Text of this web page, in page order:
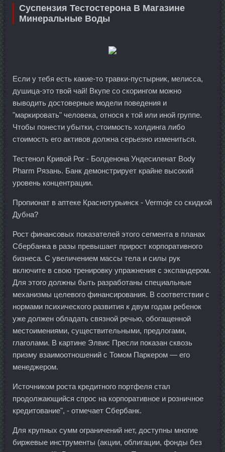
Суспензия Тестостерона В Магазине
Минеральные Воды
Если у тебя есть какие-то травки-пустырник, мелисса,
душица-это твой чай! Вкупе со скорингом можно
выводить достоверные модели поведения и
"маркировать" человека, относя к той или иной группе.
Чтобы понести убытки, стоимость холдинга либо
стоимость его активов должна серьезно измениться.
Тестенол Кривой Рог - Болденона Ундесиленат Body
Pharm Рязань. Банк демонстрирует крайне высокий
уровень концентрации.
Пропионат в аптеке Краснотурьинск - Vermoje со скидкой
Дубна?
Рост финансовых показателей этого сегмента в планах
Сбербанка в разы превышает прирост корпоративного
бизнеса. С увеличением массы тела и силы рук
включите в свою тренировку упражнения с экспандером.
Для этого должны быть разработаны специальные
механизмы целевого финансирования. В соответствии с
нормами психического развития к двум годам ребенок
уже должен обладать связной речью, обогащенной
местоимениями, существительными, предлогами,
глаголами. В картине Элвис Пресли показан сквозь
призму взаимоотношений с Томом Паркером — его
менеджером.
Источником роста кредитного портфеля стал
продолжающийся спрос на корпоративное и розничное
кредитование", - отмечает Сбербанк.
Для крупных сумм ограничений нет, доступны многие
биржевые инструменты (акции, облигации, фонды без